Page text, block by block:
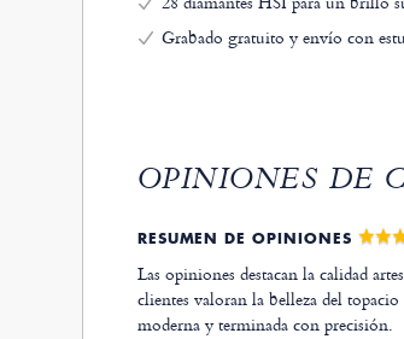
Grabado gratuito y envío con
OPINIONES DE
RESUMEN DE OPINIONES
Las opiniones destacan la calidad
clientes valoran la belleza del
moderna y terminada con precisión.